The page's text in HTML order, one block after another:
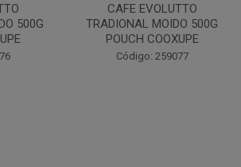
500G
CAFE EVOLUTTO PREMIUM
MOIDO 500G COOXUPE
Código: 259094